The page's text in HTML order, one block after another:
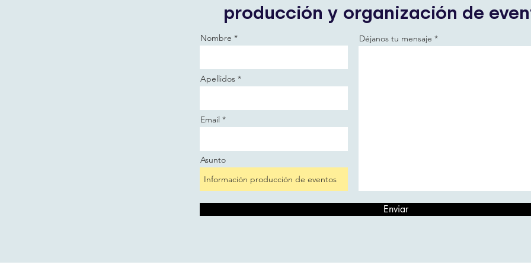
producción y organización de
Nombre
Apellidos
Email
Asunto
Déjanos tu mensaje
Enviar